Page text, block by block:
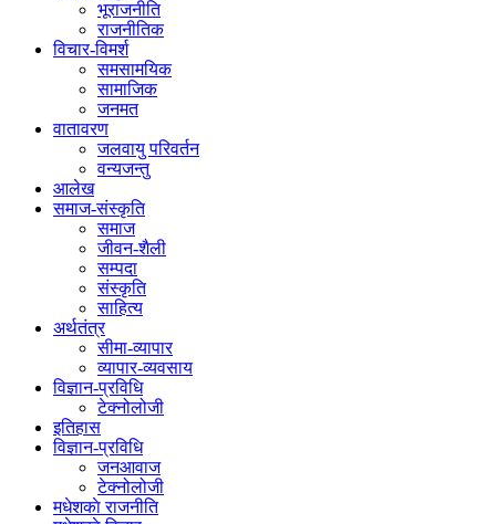
भूराजनीति
राजनीतिक
विचार-विमर्श
समसामयिक
सामाजिक
जनमत
वातावरण
जलवायु परिवर्तन
वन्यजन्तु
आलेख
समाज-संस्कृति
समाज
जीवन-शैली
सम्पदा
संस्कृति
साहित्य
अर्थतंत्र
सीमा-व्यापार
व्यापार-व्यवसाय
विज्ञान-प्रविधि
टेक्नोलोजी
इतिहास
विज्ञान-प्रविधि
जनआवाज
टेक्नोलोजी
मधेशकाे राजनीति